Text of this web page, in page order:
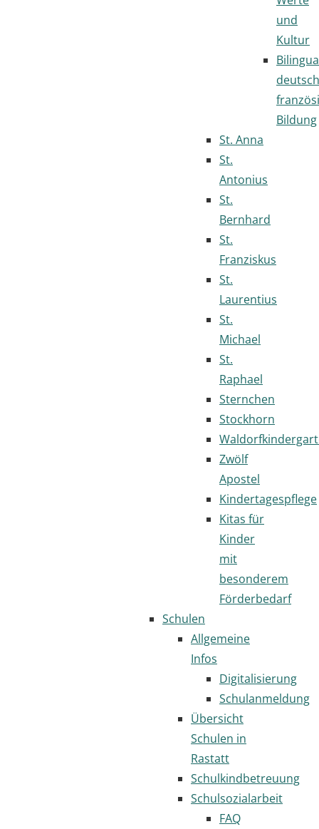
und
Kultur
deutsch
Bildung
St. Anna
St.
Antonius
St.
Bernhard
St.
Franziskus
St.
Laurentius
St.
Michael
St.
Raphael
Sternchen
Stockhorn
Zwölf
Apostel
Kindertagespflege
Kitas für
Kinder
mit
besonderem
Förderbedarf
Schulen
Allgemeine
Infos
Digitalisierung
Schulanmeldung
Übersicht
Schulen in
Rastatt
Schulkindbetreuung
Schulsozialarbeit
FAQ